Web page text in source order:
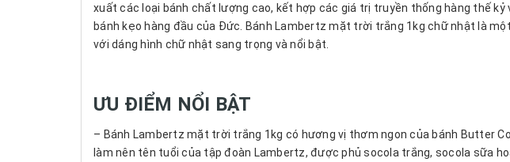
xuất các loại bánh chất lượng cao, kết hợp các giá trị truyền thống hàng thế
bánh kẹo hàng đầu của Đức. Bánh Lambertz mặt trời trắng 1kg chữ nhật là
với dáng hình chữ nhật sang trọng và nổi bật.
ƯU ĐIỂM NỔI BẬT
– Bánh Lambertz mặt trời trắng 1kg có hương vị thơm ngon của bánh Butter
làm nên tên tuổi của tập đoàn Lambertz, được phủ socola trắng, socola sữa